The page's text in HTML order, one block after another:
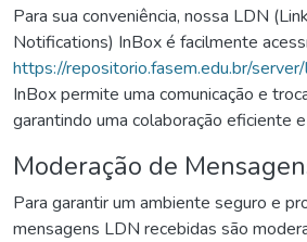
Para sua conveniência, nossa LDN
Notifications) InBox é facilmente
https://repositorio.fasem.edu.br/
InBox permite uma comunicação e
garantindo uma colaboração eficiente
Moderação de
Para garantir um ambiente seguro e
mensagens LDN recebidas são